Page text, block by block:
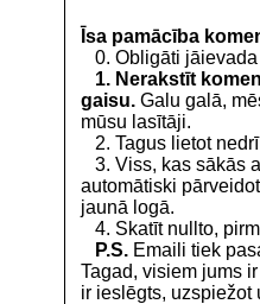
Īsa pamācība
0. Obligāti jāievada
1. Nerakstīt
gaisu. Galu galā,
mūsu lasītāji.
2. Tagus lietot
3. Viss, kas sākās
automātiski
jaunā logā.
4. Skatīt nullto,
P.S. Emaili tiek
Tagad, visiem jums
ir ieslēgts, uzspiežot